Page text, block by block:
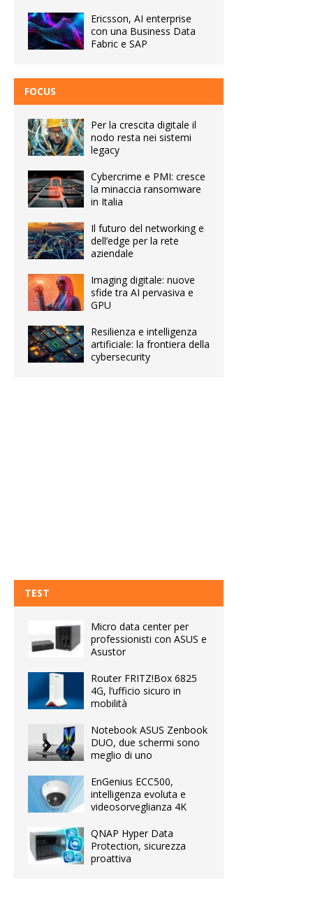
Ericsson, AI enterprise
con una Business Data
Fabric e SAP
FOCUS
Per la crescita digitale il
nodo resta nei sistemi
legacy
Cybercrime e PMI: cresce
la minaccia ransomware
in Italia
Il futuro del networking e
dell’edge per la rete
aziendale
Imaging digitale: nuove
sfide tra AI pervasiva e
GPU
Resilienza e intelligenza
artificiale: la frontiera della
cybersecurity
TEST
Micro data center per
professionisti con ASUS e
Asustor
Router FRITZ!Box 6825
4G, l’ufficio sicuro in
mobilità
Notebook ASUS Zenbook
DUO, due schermi sono
meglio di uno
EnGenius ECC500,
intelligenza evoluta e
videosorveglianza 4K
QNAP Hyper Data
Protection, sicurezza
proattiva